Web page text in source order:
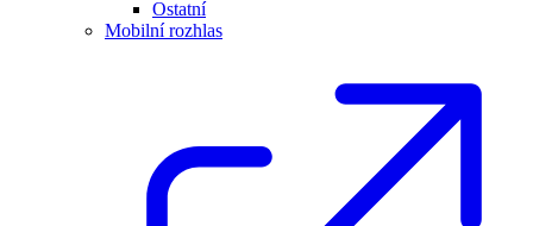
Ostatní
Mobilní rozhlas